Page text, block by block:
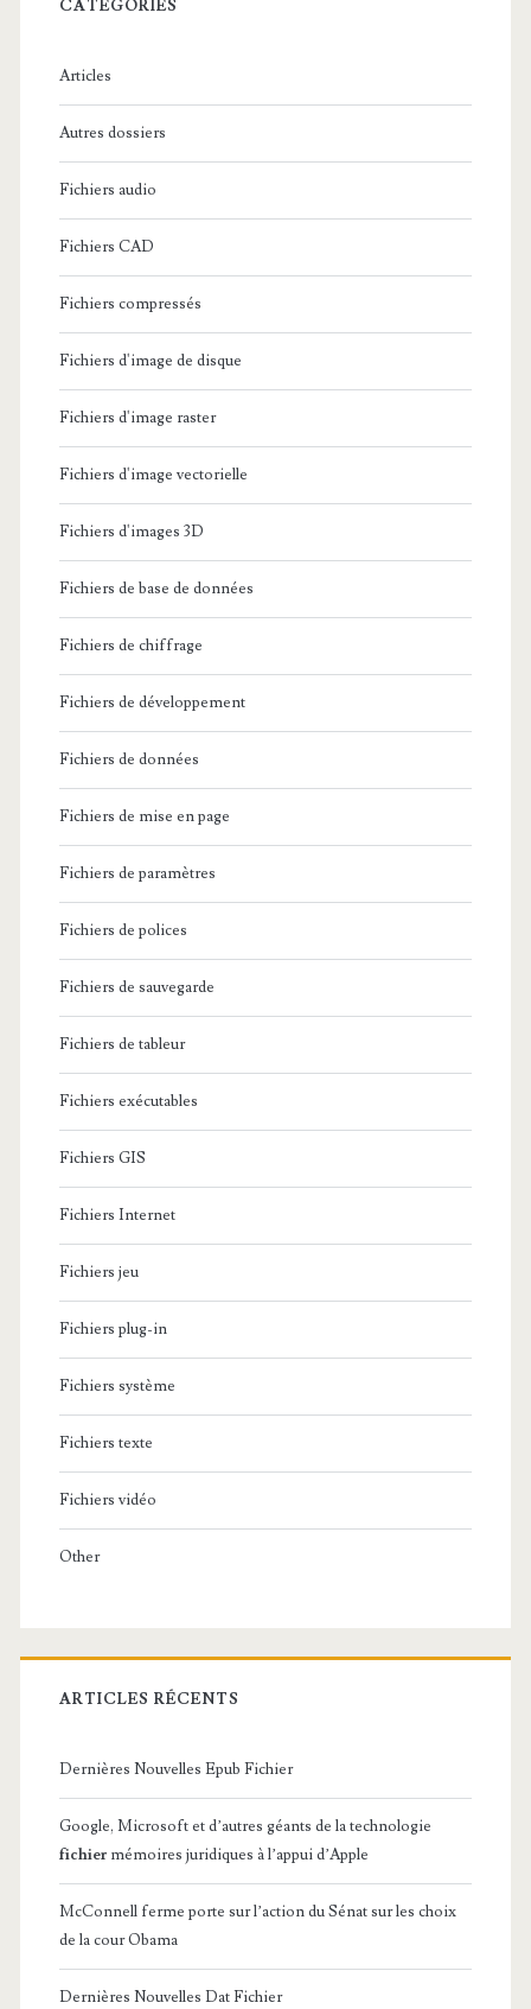
:
CATÉGORIES
Articles
Autres dossiers
Fichiers audio
Fichiers CAD
Fichiers compressés
Fichiers d'image de disque
Fichiers d'image raster
Fichiers d'image vectorielle
Fichiers d'images 3D
Fichiers de base de données
Fichiers de chiffrage
Fichiers de développement
Fichiers de données
Fichiers de mise en page
Fichiers de paramètres
Fichiers de polices
Fichiers de sauvegarde
Fichiers de tableur
Fichiers exécutables
Fichiers GIS
Fichiers Internet
Fichiers jeu
Fichiers plug-in
Fichiers système
Fichiers texte
Fichiers vidéo
Other
ARTICLES RÉCENTS
Dernières Nouvelles Epub Fichier
Google, Microsoft et d’autres géants de la technologie
fichier mémoires juridiques à l’appui d’Apple
McConnell ferme porte sur l’action du Sénat sur les choix
de la cour Obama
Dernières Nouvelles Dat Fichier